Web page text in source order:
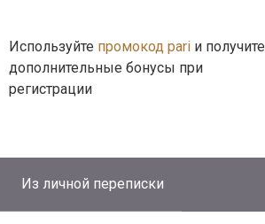
Используйте промокод pari и получите
дополнительные бонусы при
регистрации
Из личной переписки